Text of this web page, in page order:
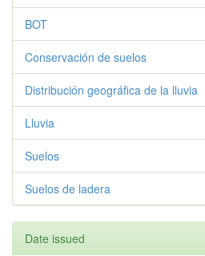
BOT
Conservación de suelos
Distribución geográfica de la lluvia
Lluvia
Suelos
Suelos de ladera
Date issued